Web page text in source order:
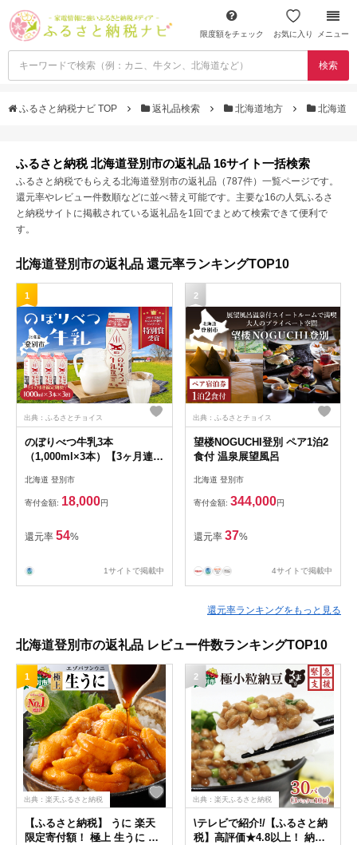
限度額をチェック お気に入り メニュー
検索
ふるさと納税ナビ TOP 返礼品検索 北海道地方 北海道
ふるさと納税 北海道登別市の返礼品 16サイト一括検索
ふるさと納税でもらえる北海道登別市の返礼品（787件）一覧ページです。
還元率やレビュー件数順などに並べ替え可能です。主要な16の人気ふるさ
と納税サイトに掲載されている返礼品を1回でまとめて検索できて便利で
す。
北海道登別市の返礼品 還元率ランキングTOP10
1
出典：ふるさとチョイス
のぼりべつ牛乳3本
（1,000ml×3本）【3ヶ月連続
北海道 登別市
寄付金額: 18,000円
還元率 54%
1サイトで掲載中
2
出典：ふるさとチョイス
望楼NOGUCHI登別 ペア1泊2
食付 温泉展望風呂
北海道 登別市
寄付金額: 344,000円
還元率 37%
4サイトで掲載中
還元率ランキングをもっと見る
北海道登別市の返礼品 レビュー件数ランキングTOP10
1
出典：楽天ふるさと納税
【ふるさと納税】 うに 楽天
限定寄付額！ 極上 生うに エ
2
出典：楽天ふるさと納税
\テレビで紹介!/【ふるさと納
税】高評価★4.8以上！ 納豆